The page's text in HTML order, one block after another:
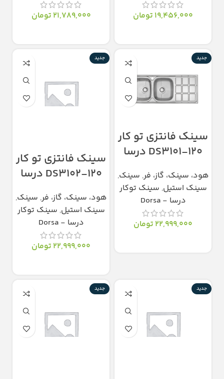
19,456,000 تومان
21,789,000 تومان
جدید
سینک فانتزی تو کار
DS3101-120 درسا
هود، سینک، گاز، فر, سینک,
سینک استیل, سینک توکار
درسا - Dorsa
22,999,000 تومان
جدید
سینک فانتزی تو کار
DS3102-120 درسا
هود، سینک، گاز، فر, سینک,
سینک استیل, سینک توکار
درسا - Dorsa
22,999,000 تومان
جدید جدید